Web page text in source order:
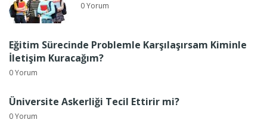
0 Yorum
Eğitim Sürecinde Problemle Karşılaşırsam Kiminle
İletişim Kuracağım?
0 Yorum
Üniversite Askerliği Tecil Ettirir mi?
0 Yorum